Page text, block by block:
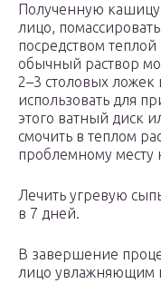
Полученную кашицу
лицо,
посредством
обычный раствор
2–3 столовых ложек
использовать для
этого ватный диск
смочить в теплом
проблемному месту
Лечить угревую
в 7 дней.
В завершение
лицо увлажняющим